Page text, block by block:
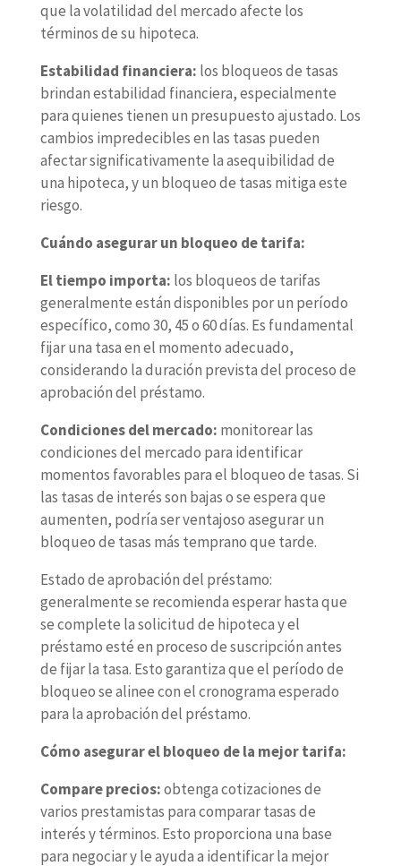
que la volatilidad del mercado afecte los
términos de su hipoteca.
Estabilidad financiera: los bloqueos de tasas
brindan estabilidad financiera, especialmente
para quienes tienen un presupuesto ajustado. Los
cambios impredecibles en las tasas pueden
afectar significativamente la asequibilidad de
una hipoteca, y un bloqueo de tasas mitiga este
riesgo.
Cuándo asegurar un bloqueo de tarifa:
El tiempo importa: los bloqueos de tarifas
generalmente están disponibles por un período
específico, como 30, 45 o 60 días. Es fundamental
fijar una tasa en el momento adecuado,
considerando la duración prevista del proceso de
aprobación del préstamo.
Condiciones del mercado: monitorear las
condiciones del mercado para identificar
momentos favorables para el bloqueo de tasas. Si
las tasas de interés son bajas o se espera que
aumenten, podría ser ventajoso asegurar un
bloqueo de tasas más temprano que tarde.
Estado de aprobación del préstamo:
generalmente se recomienda esperar hasta que
se complete la solicitud de hipoteca y el
préstamo esté en proceso de suscripción antes
de fijar la tasa. Esto garantiza que el período de
bloqueo se alinee con el cronograma esperado
para la aprobación del préstamo.
Cómo asegurar el bloqueo de la mejor tarifa:
Compare precios:obtenga cotizaciones de
varios prestamistas para comparar tasas de
interés y términos. Esto proporciona una base
para negociar y le ayuda a identificar la mejor